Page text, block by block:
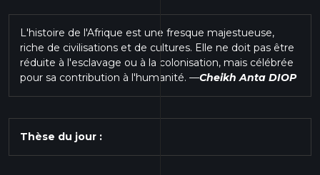
L'histoire de l'Afrique est une fresque majestueuse,
riche de civilisations et de cultures. Elle ne doit pas être
réduite à l'esclavage ou à la colonisation, mais célébrée
pour sa contribution à l'humanité. —Cheikh Anta DIOP
Thèse du jour :